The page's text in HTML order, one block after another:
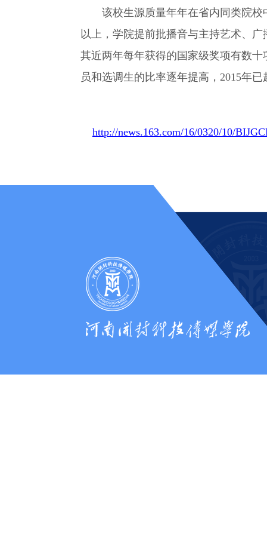
该校生源质量年年在省内同类院校
以上，学院提前批播音与主持艺术、
其近两年每年获得的国家级奖项有数
员和选调生的比率逐年提高，2015年
http://news.163.com/16/0320/10/